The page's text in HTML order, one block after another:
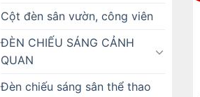
Cột đèn sân vườn, công viên
ĐÈN CHIẾU SÁNG CẢNH
QUAN
Đèn chiếu sáng sân thể thao